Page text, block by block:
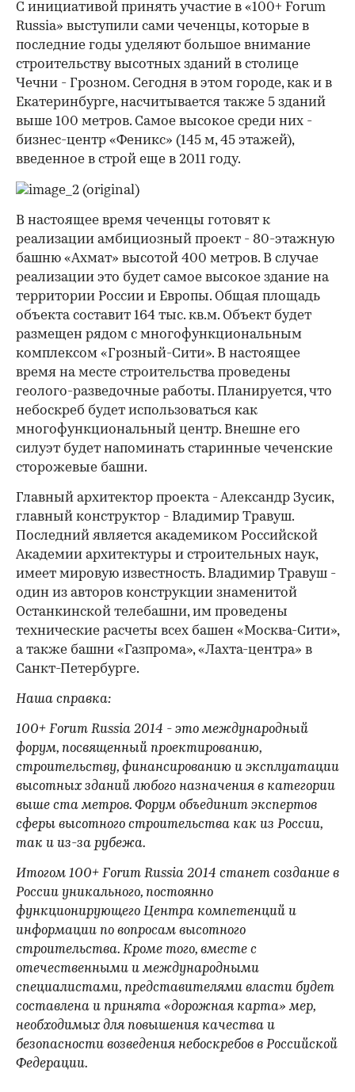
С инициативой принять участие в «100+ Forum
Russia» выступили сами чеченцы, которые в
последние годы уделяют большое внимание
строительству высотных зданий в столице
Чечни - Грозном. Сегодня в этом городе, как и в
Екатеринбурге, насчитывается также 5 зданий
выше 100 метров. Самое высокое среди них -
бизнес-центр «Феникс» (145 м, 45 этажей),
введенное в строй еще в 2011 году.
00:00 00:00
В настоящее время чеченцы готовят к
реализации амбициозный проект - 80-этажную
башню «Ахмат» высотой 400 метров. В случае
реализации это будет самое высокое здание на
территории России и Европы. Общая площадь
объекта составит 164 тыс. кв.м. Объект будет
размещен рядом с многофункциональным
комплексом «Грозный-Сити». В настоящее
время на месте строительства проведены
геолого-разведочные работы. Планируется, что
небоскреб будет использоваться как
многофункциональный центр. Внешне его
силуэт будет напоминать старинные чеченские
сторожевые башни.
Главный архитектор проекта - Александр Зусик,
главный конструктор - Владимир Травуш.
Последний является академиком Российской
Академии архитектуры и строительных наук,
имеет мировую известность. Владимир Травуш -
один из авторов конструкции знаменитой
Останкинской телебашни, им проведены
технические расчеты всех башен «Москва-Сити»,
а также башни «Газпрома», «Лахта-центра» в
Санкт-Петербурге.
Наша справка:
100+ Forum Russia 2014 - это международный
форум, посвященный проектированию,
строительству, финансированию и эксплуатации
высотных зданий любого назначения в категории
выше ста метров. Форум объединит экспертов
сферы высотного строительства как из России,
так и из-за рубежа.
Итогом 100+ Forum Russia 2014 станет создание в
России уникального, постоянно
функционирующего Центра компетенций и
информации по вопросам высотного
строительства. Кроме того, вместе с
отечественными и международными
специалистами, представителями власти будет
составлена и принята «дорожная карта» мер,
необходимых для повышения качества и
безопасности возведения небоскребов в Российской
Федерации.